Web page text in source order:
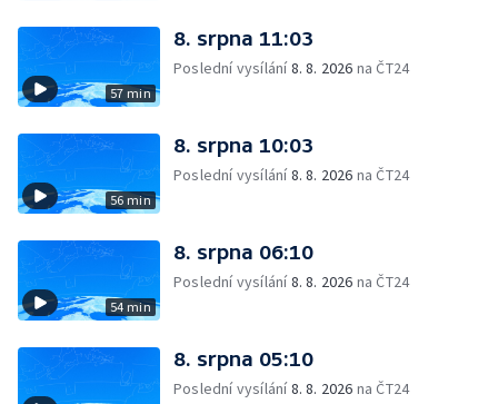
57 min
8. srpna 11:03
Poslední vysílání8. 8. 2026 na ČT24
56 min
8. srpna 10:03
Poslední vysílání8. 8. 2026 na ČT24
54 min
8. srpna 06:10
Poslední vysílání8. 8. 2026 na ČT24
8. srpna 05:10
Poslední vysílání8. 8. 2026 na ČT24